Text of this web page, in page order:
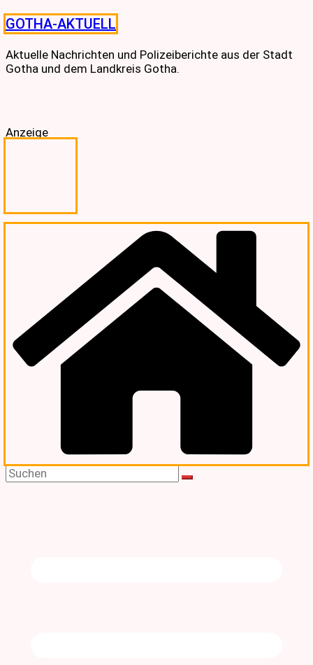
Skip
to
content
GOTHA-AKTUELL
Aktuelle Nachrichten und Polizeiberichte aus der Stadt
Gotha und dem Landkreis Gotha.
Anzeige